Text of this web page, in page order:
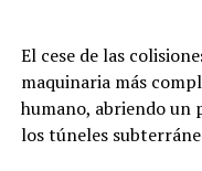
que duele tener gran
peligros», destacó
Instituto Gamaleya.
usa adenovirus
Fronteras (MSF)
continúan durmiendo
(aproximadamente
Maiquetía y otra cifra
El cese de las
maquinaria más
humano, abriendo un
los túneles